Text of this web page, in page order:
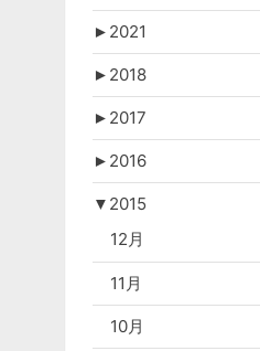
► 2021
► 2018
► 2017
► 2016
▼ 2015
12月
11月
10月